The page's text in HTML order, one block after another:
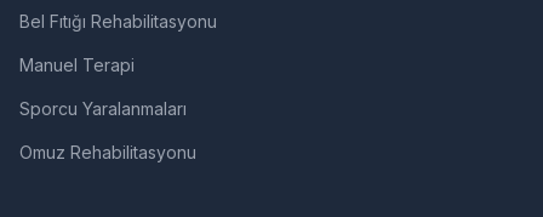
Bel Fıtığı Rehabilitasyonu
Manuel Terapi
Sporcu Yaralanmaları
Omuz Rehabilitasyonu